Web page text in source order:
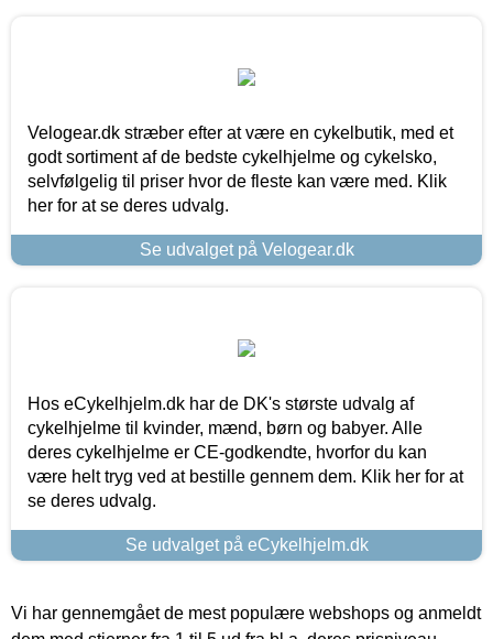
Velogear.dk stræber efter at være en cykelbutik, med et
godt sortiment af de bedste cykelhjelme og cykelsko,
selvfølgelig til priser hvor de fleste kan være med. Klik
her for at se deres udvalg.
Se udvalget på Velogear.dk
Hos eCykelhjelm.dk har de DK's største udvalg af
cykelhjelme til kvinder, mænd, børn og babyer. Alle
deres cykelhjelme er CE-godkendte, hvorfor du kan
være helt tryg ved at bestille gennem dem. Klik her for at
se deres udvalg.
Se udvalget på eCykelhjelm.dk
Vi har gennemgået de mest populære webshops og anmeldt